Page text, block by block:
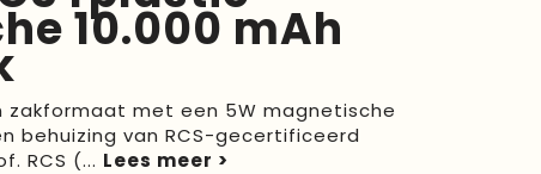
10.000 mAh
zakformaat met een 5W magnetische
behuizing van RCS-gecertificeerd
RCS (...